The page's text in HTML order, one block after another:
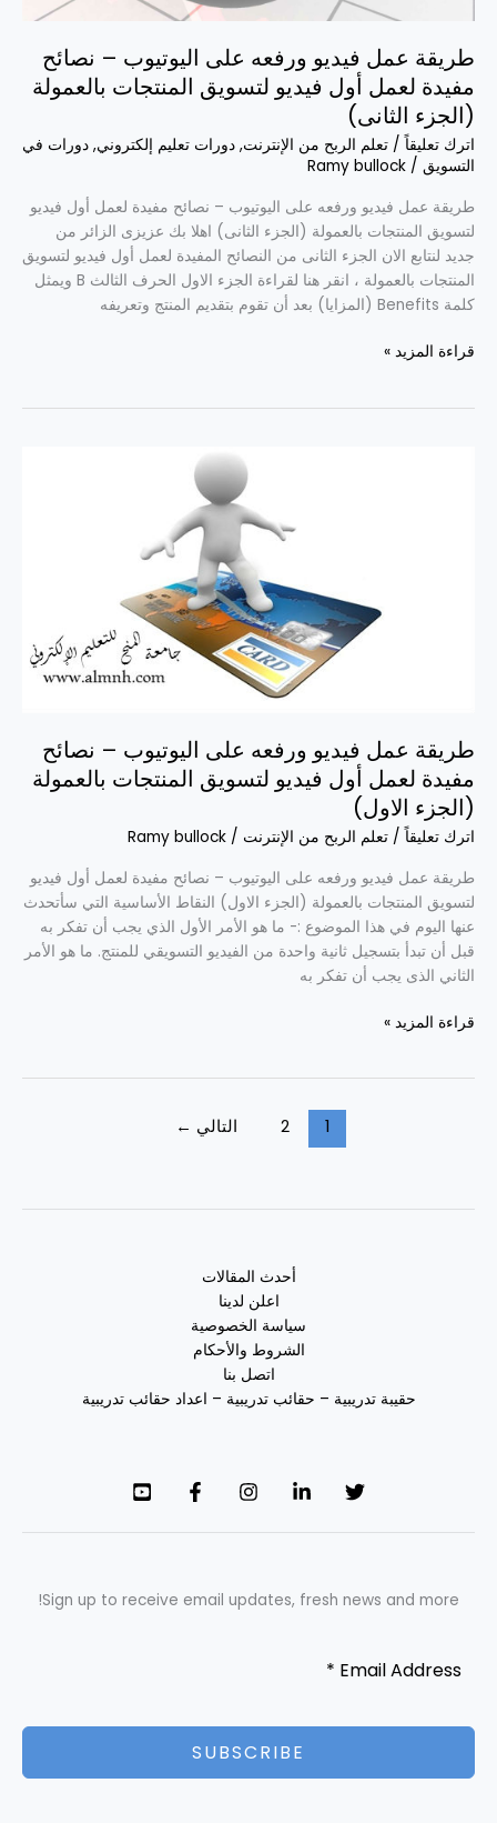
طريقة عمل فيديو ورفعه على اليوتيوب – نصائح
مفيدة لعمل أول فيديو لتسويق المنتجات بالعمولة
(الجزء الثانى)
اترك تعليقاً / تعلم الربح من الإنترنت, دورات تعليم إلكتروني, دورات في
التسويق /
Ramy bullock
طريقة عمل فيديو ورفعه على اليوتيوب – نصائح مفيدة لعمل أول فيديو
لتسويق المنتجات بالعمولة (الجزء الثانى) اهلا بك عزيزى الزائر من
جديد لنتابع الان الجزء الثانى من النصائح المفيدة لعمل أول فيديو لتسويق
المنتجات بالعمولة ، انقر هنا لقراءة الجزء الاول الحرف الثالث B ويمثل
كلمة Benefits (المزايا) بعد أن تقوم بتقديم المنتج وتعريفه
(الجزء
الثانى)
قراءة المزيد »
طريقة عمل فيديو ورفعه على اليوتيوب – نصائح
مفيدة لعمل أول فيديو لتسويق المنتجات بالعمولة
(الجزء الاول)
اترك تعليقاً / تعلم الربح من الإنترنت /
Ramy bullock
طريقة عمل فيديو ورفعه على اليوتيوب – نصائح مفيدة لعمل أول فيديو
لتسويق المنتجات بالعمولة (الجزء الاول) النقاط الأساسية التي سأتحدث
عنها اليوم في هذا الموضوع :- ما هو الأمر الأول الذي يجب أن تفكر به
قبل أن تبدأ بتسجيل ثانية واحدة من الفيديو التسويقي للمنتج. ما هو الأمر
الثاني الذى يجب أن تفكر به
لتسويق
المنتجات
بالعمولة
(الجزء
الاول)
قراءة المزيد »
1
2 التالي ←
أحدث المقالات
اعلن لدينا
سياسة الخصوصية
الشروط والأحكام
اتصل بنا
حقيبة تدريبية – حقائب تدريبية – اعداد حقائب تدريبية
Sign up to receive email updates, fresh news and more!
SUBSCRIBE